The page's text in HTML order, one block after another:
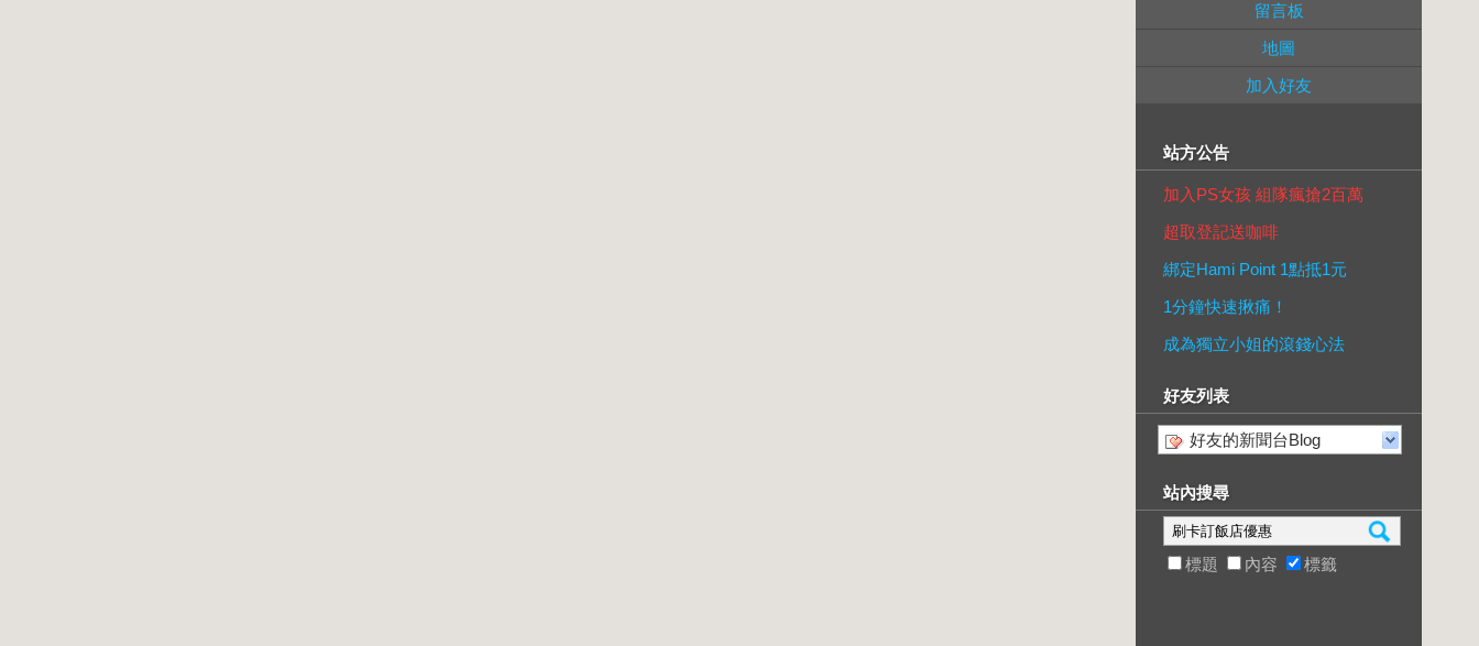
留言板
地圖
加入好友
站方公告
加入PS女孩 組隊瘋搶2百萬
超取登記送咖啡
綁定Hami Point 1點抵1元
1分鐘快速揪痛！
成為獨立小姐的滾錢心法
好友列表
好友的新聞台Blog
站內搜尋
標題 內容 標籤